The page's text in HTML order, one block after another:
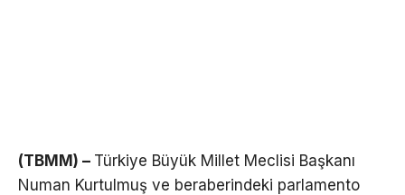
(TBMM) – Türkiye Büyük Millet Meclisi Başkanı
Numan Kurtulmuş ve beraberindeki parlamento